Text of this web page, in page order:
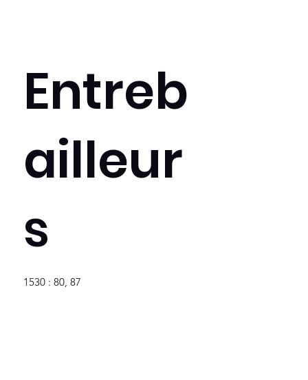
Entreb
ailleur
s
1530 : 80, 87